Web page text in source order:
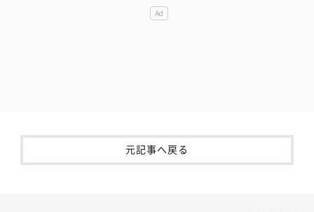
元記事へ戻る